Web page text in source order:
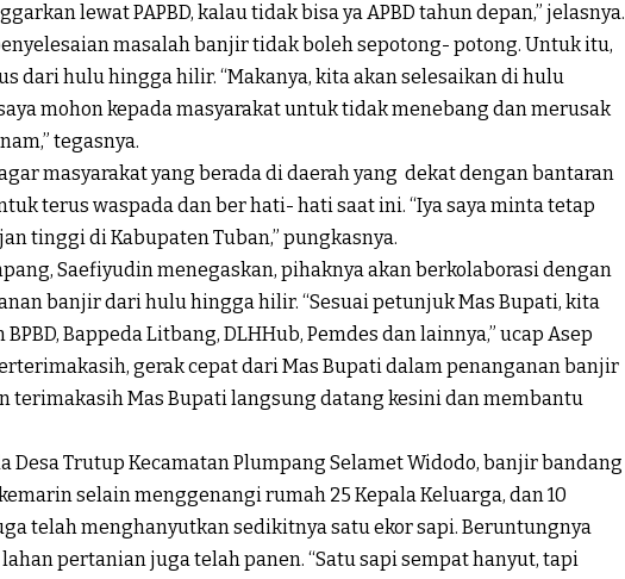
lewat PAPBD, kalau tidak bisa ya APBD tahun depan,” jelasnya.
masalah banjir tidak boleh sepotong- potong. Untuk itu,
dari hulu hingga hilir. “Makanya, kita akan selesaikan di hulu
mohon kepada masyarakat untuk tidak menebang dan merusak
tegasnya.
masyarakat yang berada di daerah yang dekat dengan bantaran
terus waspada dan ber hati- hati saat ini. “Iya saya minta tetap
tinggi di Kabupaten Tuban,” pungkasnya.
Saefiyudin menegaskan, pihaknya akan berkolaborasi dengan
banjir dari hulu hingga hilir. “Sesuai petunjuk Mas Bupati, kita
Bappeda Litbang, DLHHub, Pemdes dan lainnya,” ucap Asep
gerak cepat dari Mas Bupati dalam penanganan banjir
terimakasih Mas Bupati langsung datang kesini dan membantu
Desa Trutup Kecamatan Plumpang Selamet Widodo, banjir bandang
selain menggenangi rumah 25 Kepala Keluarga, dan 10
telah menghanyutkan sedikitnya satu ekor sapi. Beruntungnya
pertanian juga telah panen. “Satu sapi sempat hanyut, tapi